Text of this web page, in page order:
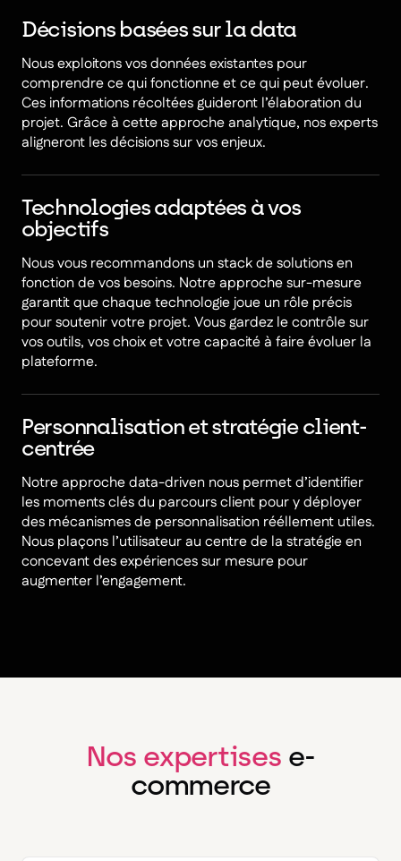
Décisions basées sur la data
Nous exploitons vos données existantes pour
comprendre ce qui fonctionne et ce qui peut évoluer.
Ces informations récoltées guideront l’élaboration du
projet. Grâce à cette approche analytique, nos experts
aligneront les décisions sur vos enjeux.
Technologies adaptées à vos
objectifs
Nous vous recommandons un stack de solutions en
fonction de vos besoins. Notre approche sur-mesure
garantit que chaque technologie joue un rôle précis
pour soutenir votre projet. Vous gardez le contrôle sur
vos outils, vos choix et votre capacité à faire évoluer la
plateforme.
Personnalisation et stratégie client-
centrée
Notre approche data-driven nous permet d’identifier
les moments clés du parcours client pour y déployer
des mécanismes de personnalisation rééllement utiles.
Nous plaçons l’utilisateur au centre de la stratégie en
concevant des expériences sur mesure pour
augmenter l’engagement.
Nos expertises e-
commerce